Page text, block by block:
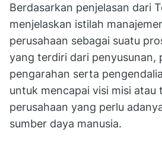
Berdasarkan penjelasan dari
menjelaskan istilah
perusahaan sebagai suatu
yang terdiri dari penyusunan,
pengarahan serta
untuk mencapai visi misi atau
perusahaan yang perlu
sumber daya manusia.